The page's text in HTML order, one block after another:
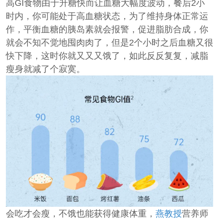
高GI食物由于升糖快而让血糖大幅度波动，餐后2小
时内，你可能处于高血糖状态，为了维持身体正常运
作，平衡血糖的胰岛素就会报警，促进脂肪合成，你
就会不知不觉地囤肉肉了，但是2个小时之后血糖又很
快下降，这时你就又又又饿了，如此反反复复，减脂
瘦身就减了个寂寞。
会吃才会瘦，不饿也能获得健康体重， 燕教授营养师